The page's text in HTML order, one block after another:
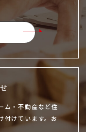
ム・不動産など住
付けています。お